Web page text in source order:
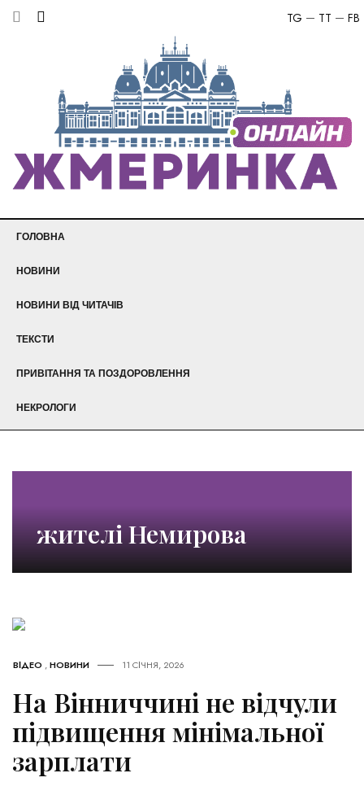
FB
TT
TG
ГОЛОВНА
НОВИНИ
НОВИНИ ВІД ЧИТАЧІВ
ТЕКСТИ
ПРИВІТАННЯ ТА ПОЗДОРОВЛЕННЯ
НЕКРОЛОГИ
жителі Немирова
ВІДЕО ,НОВИНИ 11 СІЧНЯ, 2026
На Вінниччині не відчули
підвищення мінімальної
зарплати